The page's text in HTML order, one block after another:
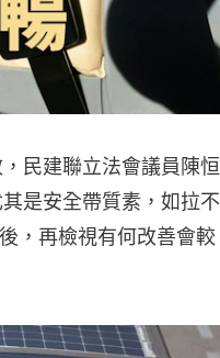
民建聯立法會議員陳恒
是安全帶質素，如拉不
，再檢視有何改善會較